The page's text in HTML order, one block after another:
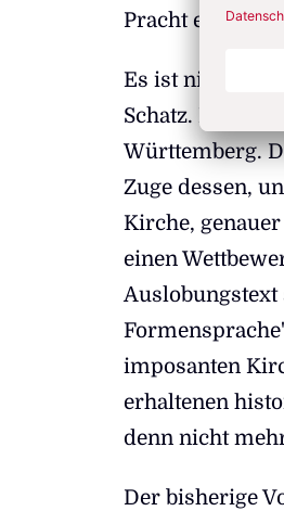
Pracht eben,
Es ist nicht nur
Schatz.
Württemberg.
Zuge dessen,
Kirche,
einen
Auslobungstext
imposanten
erhaltenen
denn nicht
Der bisherige